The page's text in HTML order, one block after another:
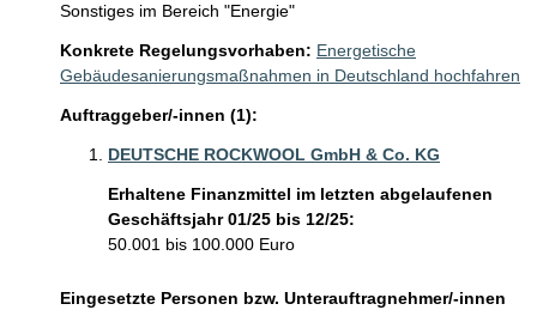
Sonstiges im Bereich "Energie"
Konkrete Regelungsvorhaben: Energetische
Gebäudesanierungsmaßnahmen in Deutschland hochfahren
Auftraggeber/-innen (1):
DEUTSCHE ROCKWOOL GmbH & Co. KG
Erhaltene Finanzmittel im letzten abgelaufenen
Geschäftsjahr 01/25 bis 12/25:
50.001 bis 100.000 Euro
Eingesetzte Personen bzw. Unterauftragnehmer/-innen